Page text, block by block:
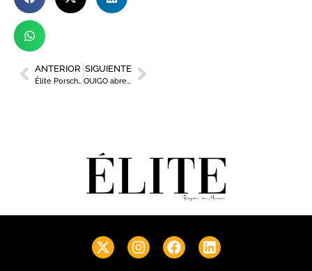
ANTERIOR
Élite Porsche ‌Talk Woman 2024
SIGUIENTE
OUIGO abre la venta de billetes de su nueva línea entre Madrid, Murcia y Elche